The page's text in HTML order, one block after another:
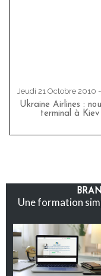
Jeudi 21 Octobre 2010
Ukraine Airlines :
terminal à Kiev
Une formation